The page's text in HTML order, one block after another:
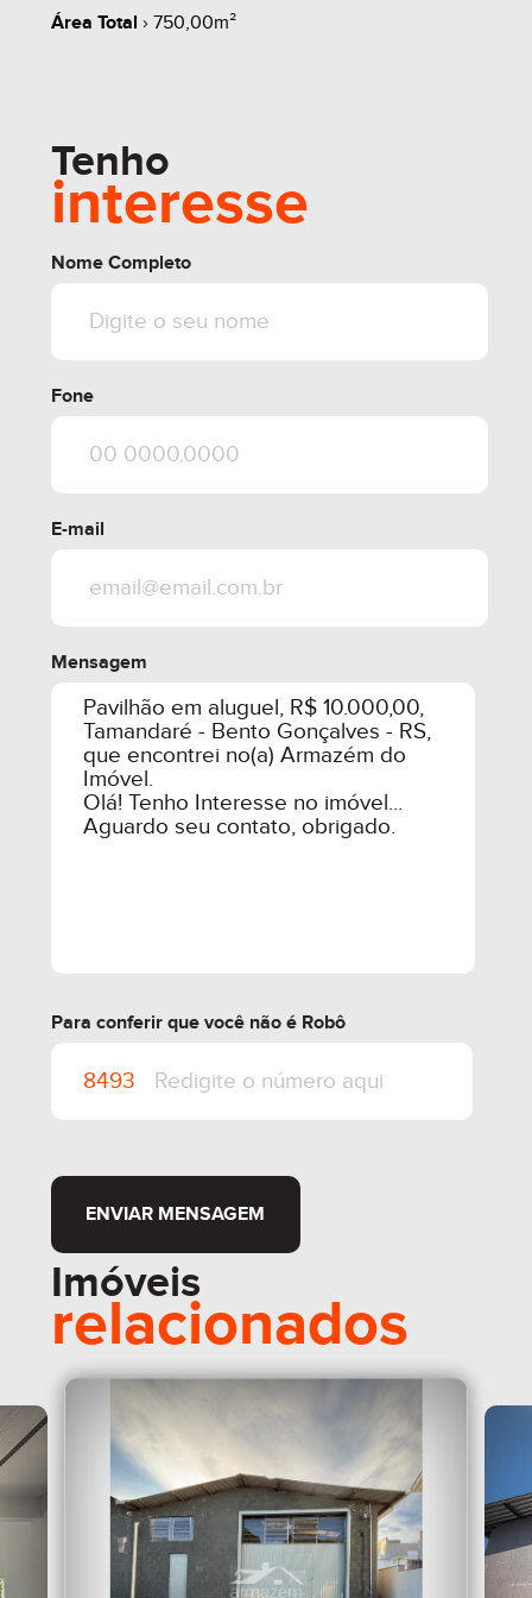
Área Total › 750,00m²
Tenho
interesse
Nome Completo
Fone
E-mail
Mensagem
Para conferir que você não é Robô
ENVIAR MENSAGEM
Imóveis
relacionados